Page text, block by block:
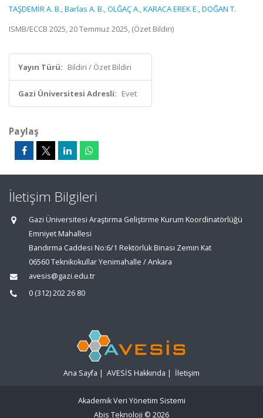
TAŞDEMİR A. B.,Barlas A. B.,OLĞAÇ A.,KARACA EREK E.,DOĞAN T.
ISMB/ECCB 2025, 20 Temmuz 2025, (Özet Bildiri)
Yayın Türü: Bildiri / Özet Bildiri
Gazi Üniversitesi Adresli: Evet
Paylaş
İletişim Bilgileri
Gazi Üniversitesi Araştırma Geliştirme Kurum Koordinatörlüğü
Emniyet Mahallesi
Bandırma Caddesi No:6/1 Rektörlük Binası Zemin Kat
06560 Teknikokullar Yenimahalle / Ankara
avesis@gazi.edu.tr
0 (312) 202 26 80
Ana Sayfa | AVESİS Hakkında | İletişim
Akademik Veri Yönetim Sistemi
Abis Teknoloji © 2026